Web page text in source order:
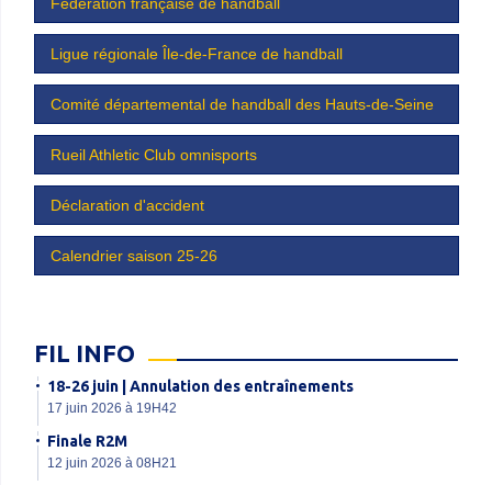
Ligue régionale Île-de-France de handball
Comité départemental de handball des Hauts-de-Seine
Rueil Athletic Club omnisports
Déclaration d'accident
Calendrier saison 25-26
FIL INFO
18-26 juin | Annulation des entraînements
17 juin 2026 à 19H42
Finale R2M
12 juin 2026 à 08H21